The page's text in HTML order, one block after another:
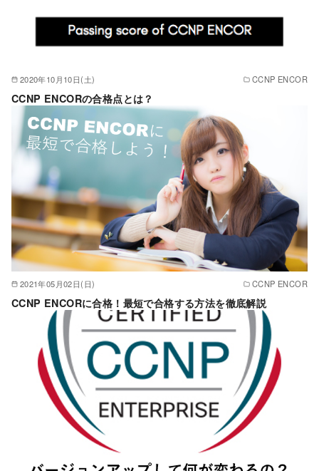
2020年10月10日(土) CCNP ENCOR
CCNP ENCORの合格点とは？
2021年05月02日(日) CCNP ENCOR
CCNP ENCORに合格！最短で合格する方法を徹底解説